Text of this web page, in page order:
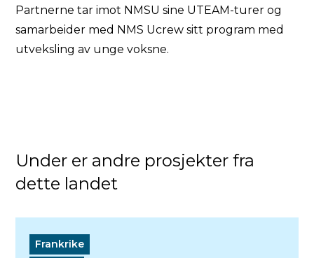
Partnerne tar imot NMSU sine UTEAM-turer og
samarbeider med NMS Ucrew sitt program med
utveksling av unge voksne.
Under er andre prosjekter fra
dette landet
Frankrike